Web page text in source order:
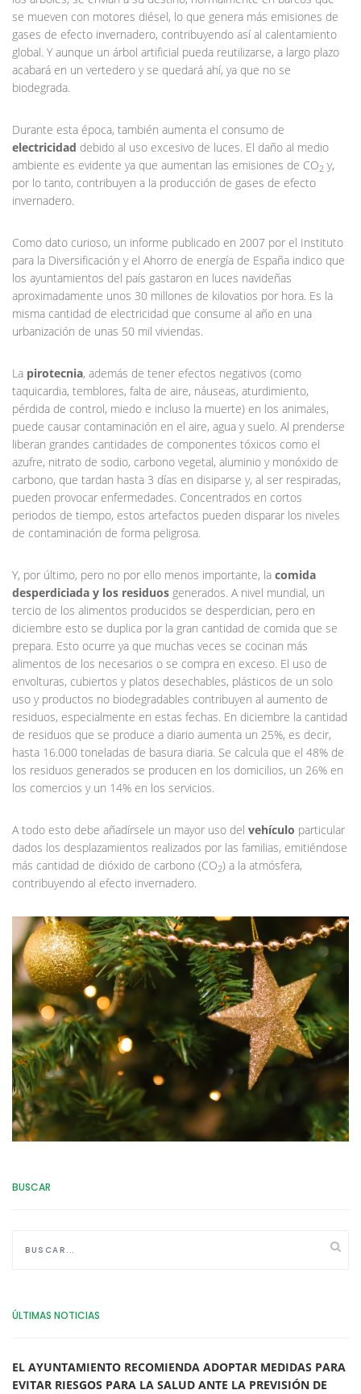
se mueven con motores diésel, lo que genera más emisiones de
gases de efecto invernadero, contribuyendo así al calentamiento
global. Y aunque un árbol artificial pueda reutilizarse, a largo plazo
acabará en un vertedero y se quedará ahí, ya que no se
biodegrada.
Durante esta época, también aumenta el consumo de
electricidad debido al uso excesivo de luces. El daño al medio
ambiente es evidente ya que aumentan las emisiones de CO2 y,
por lo tanto, contribuyen a la producción de gases de efecto
invernadero.
Como dato curioso, un informe publicado en 2007 por el Instituto
para la Diversificación y el Ahorro de energía de España indico que
los ayuntamientos del país gastaron en luces navideñas
aproximadamente unos 30 millones de kilovatios por hora. Es la
misma cantidad de electricidad que consume al año en una
urbanización de unas 50 mil viviendas.
La pirotecnia, además de tener efectos negativos (como
taquicardia, temblores, falta de aire, náuseas, aturdimiento,
pérdida de control, miedo e incluso la muerte) en los animales,
puede causar contaminación en el aire, agua y suelo. Al prenderse
liberan grandes cantidades de componentes tóxicos como el
azufre, nitrato de sodio, carbono vegetal, aluminio y monóxido de
carbono, que tardan hasta 3 días en disiparse y, al ser respiradas,
pueden provocar enfermedades. Concentrados en cortos
periodos de tiempo, estos artefactos pueden disparar los niveles
de contaminación de forma peligrosa.
Y, por último, pero no por ello menos importante, la comida
desperdiciada y los residuos generados. A nivel mundial, un
tercio de los alimentos producidos se desperdician, pero en
diciembre esto se duplica por la gran cantidad de comida que se
prepara. Esto ocurre ya que muchas veces se cocinan más
alimentos de los necesarios o se compra en exceso. El uso de
envolturas, cubiertos y platos desechables, plásticos de un solo
uso y productos no biodegradables contribuyen al aumento de
residuos, especialmente en estas fechas. En diciembre la cantidad
de residuos que se produce a diario aumenta un 25%, es decir,
hasta 16.000 toneladas de basura diaria. Se calcula que el 48% de
los residuos generados se producen en los domicilios, un 26% en
los comercios y un 14% en los servicios.
A todo esto debe añadírsele un mayor uso del vehículo particular
dados los desplazamientos realizados por las familias, emitiéndose
más cantidad de dióxido de carbono (CO2) a la atmósfera,
contribuyendo al efecto invernadero.
BUSCAR
ÚLTIMAS NOTICIAS
EL AYUNTAMIENTO RECOMIENDA ADOPTAR MEDIDAS PARA
EVITAR RIESGOS PARA LA SALUD ANTE LA PREVISIÓN DE